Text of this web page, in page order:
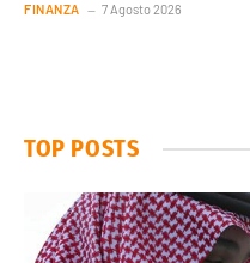
FINANZA 7 Agosto 2026
TOP POSTS